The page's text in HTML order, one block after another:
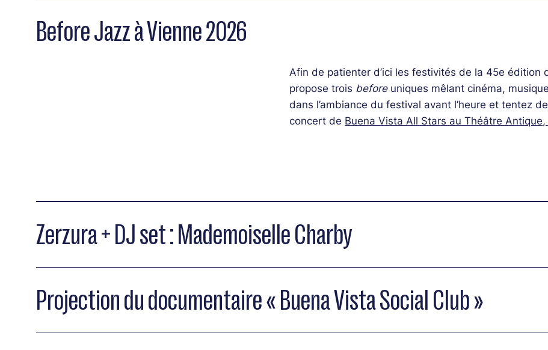
Before Jazz à Vienne 2026
Afin de patienter d’ici les festivités de la 45e édition
propose trois before uniques mêlant cinéma, musique
dans l’ambiance du festival avant l’heure et tentez
concert de Buena Vista All Stars au Théâtre
Zerzura + DJ set : Mademoiselle Charby
Projection du documentaire « Buena Vista Social Club »